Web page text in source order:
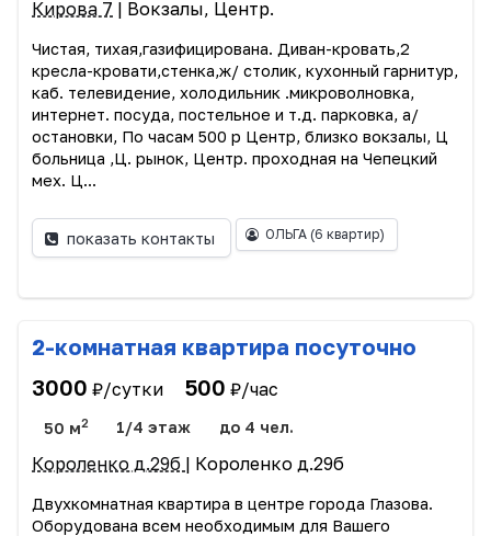
Кирова 7 | Вокзалы, Центр.
Чистая, тихая,газифицирована. Диван-кровать,2
кресла-кровати,стенка,ж/ столик, кухонный гарнитур,
каб. телевидение, холодильник .микроволновка,
интернет. посуда, постельное и т.д. парковка, а/
остановки, По часам 500 р Центр, близко вокзалы, Ц
больница ,Ц. рынок, Центр. проходная на Чепецкий
мех. Ц...
показать контакты ОЛЬГА (6 квартир)
2-комнатная квартира посуточно
3000 ₽/сутки 500 ₽/час
50 м2 1/4 этаж до 4 чел.
Короленко д.29б | Короленко д.29б
Двухкомнатная квартира в центре города Глазова.
Оборудована всем необходимым для Вашего